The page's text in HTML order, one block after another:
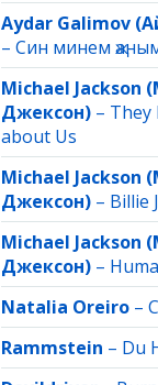
Aydar Galimov
– Син минем
Michael Jackson
Джексон) – They
about Us
Michael Jackson
Джексон) – Billie
Michael Jackson
Джексон) –
Natalia Oreiro –
Rammstein – Du